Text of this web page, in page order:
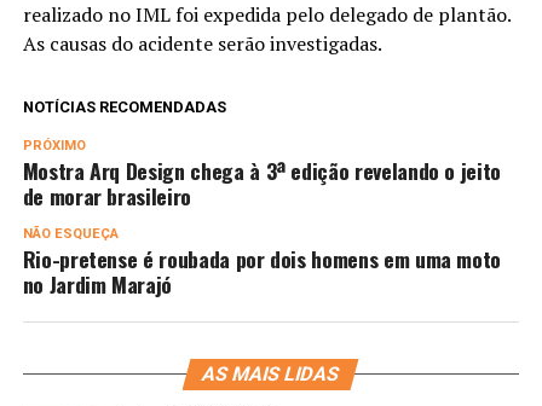
realizado no IML foi expedida pelo delegado de plantão.
As causas do acidente serão investigadas.
NOTÍCIAS RECOMENDADAS
PRÓXIMO
Mostra Arq Design chega à 3ª edição revelando o jeito
de morar brasileiro
NÃO ESQUEÇA
Rio-pretense é roubada por dois homens em uma moto
no Jardim Marajó
AS MAIS LIDAS